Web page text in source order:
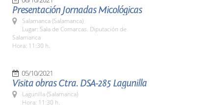
Presentación Jornadas Micológicas
Salamanca (Salamanca)
Lugar: Sala de Comarcas. Diputación de
Salamanca
Hora: 11:30 h.
05/10/2021
Visita obras Ctra. DSA-285 Lagunilla
Lagunilla (Salamanca)
Hora: 11:30 h.